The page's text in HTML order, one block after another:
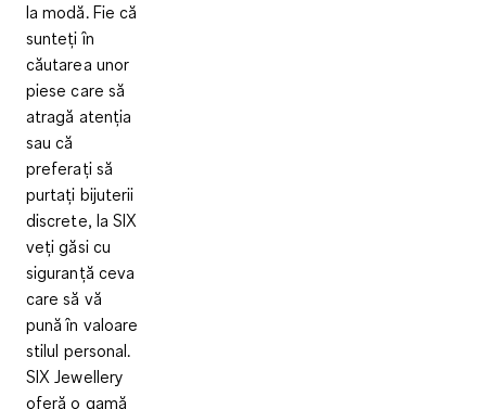
la modă. Fie că
sunteți în
căutarea unor
piese care să
atragă atenția
sau că
preferați să
purtați bijuterii
discrete, la SIX
veți găsi cu
siguranță ceva
care să vă
pună în valoare
stilul personal.
SIX Jewellery
oferă o gamă